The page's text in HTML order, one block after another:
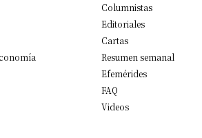
Columnistas
Editoriales
Cartas
Resumen semanal
Efemérides
FAQ
Videos